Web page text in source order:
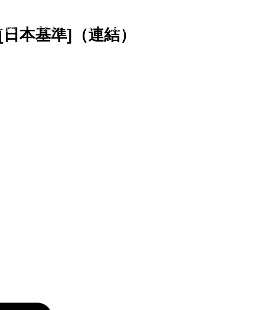
報 サステナビリティ 採用情報
本基準]（連結）